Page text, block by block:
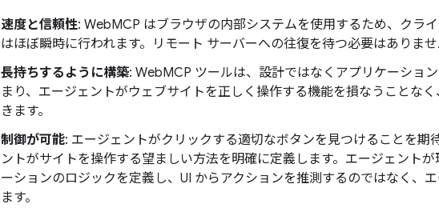
速度と信頼性: WebMCP はブラウザの内部システムを使用するため、クラ
はほぼ瞬時に行われます。リモート サーバーへの往復を待つ必要はありませ
長持ちするように構築: WebMCP ツールは、設計ではなくアプリケーショ
まり、エージェントがウェブサイトを正しく操作する機能を損なうことな
きます。
制御が可能: エージェントがクリックする適切なボタンを見つけることを期
ントがサイトを操作する望ましい方法を明確に定義します。エージェント
ーションのロジックを定義し、UI からアクションを推測するのではなく、
ます。